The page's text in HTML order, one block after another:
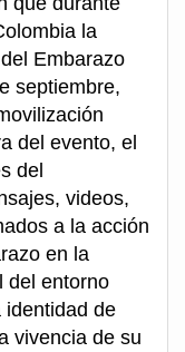
la
Embarazo
septiembre,
del evento, el
del
videos,
a la acción
en la
del entorno
identidad de
vivencia de su